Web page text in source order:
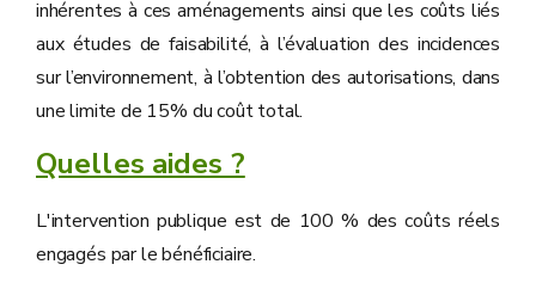
inhérentes à ces aménagements ainsi que les coûts liés
aux études de faisabilité, à l’évaluation des incidences
sur l’environnement, à l’obtention des autorisations, dans
une limite de 15% du coût total.
Quelles aides ?
L'intervention publique est de 100 % des coûts réels
engagés par le bénéficiaire.